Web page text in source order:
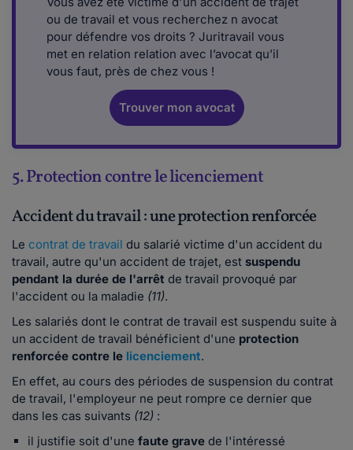
ou de travail et vous recherchez n avocat
pour défendre vos droits ? Juritravail vous
met en relation relation avec l’avocat qu’il
vous faut, près de chez vous !
Trouver mon avocat
5. Protection contre le licenciement
Accident du travail : une protection renforcée
Le contrat de travail du salarié victime d'un accident du
travail, autre qu'un accident de trajet, est suspendu
pendant la durée de l'arrêt de travail provoqué par
l'accident ou la maladie (11).
Les salariés dont le contrat de travail est suspendu suite à
un accident de travail bénéficient d'une protection
renforcée contre le licenciement.
En effet, au cours des périodes de suspension du contrat
de travail, l'employeur ne peut rompre ce dernier que
dans les cas suivants (12) :
il justifie soit d'une faute grave de l'intéressé